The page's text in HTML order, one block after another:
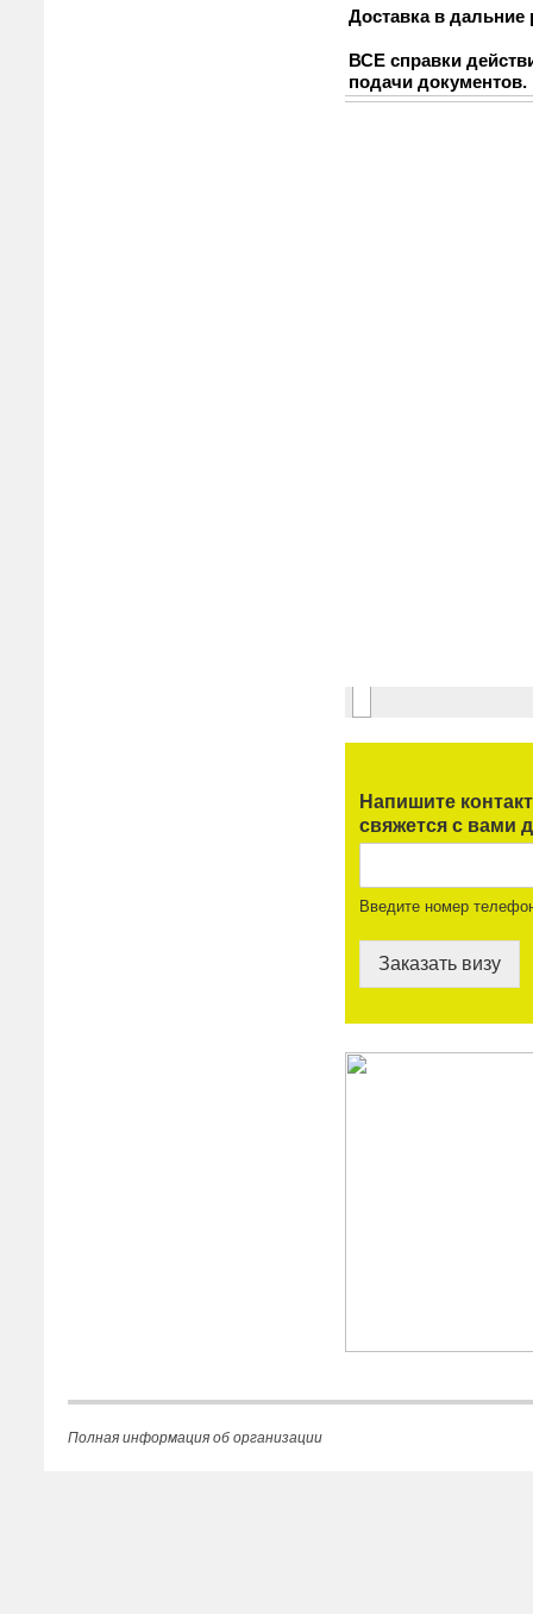
Напишите
свяжется с вами
Введите номер
Заказать визу
Полная информация об организации